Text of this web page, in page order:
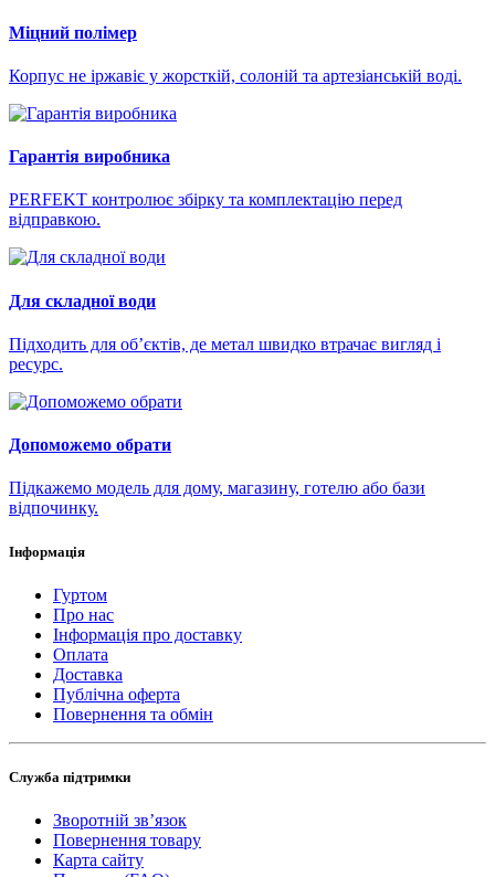
Міцний полімер
Корпус не іржавіє у жорсткій, солоній та артезіанській воді.
Гарантія виробника
PERFEKT контролює збірку та комплектацію перед
відправкою.
Для складної води
Підходить для об’єктів, де метал швидко втрачає вигляд і
ресурс.
Допоможемо обрати
Підкажемо модель для дому, магазину, готелю або бази
відпочинку.
Інформація
Гуртом
Про нас
Інформація про доставку
Оплата
Доставка
Публічна оферта
Повернення та обмін
Служба підтримки
Зворотній зв’язок
Повернення товару
Карта сайту